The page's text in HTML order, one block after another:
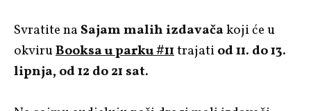
Svratite naSajam malih izdavačakoji će u
okviruBooksa u parku #11trajatiod 11. do 13.
lipnja, od 12 do 21 sat.